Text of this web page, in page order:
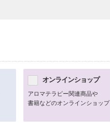
オンラインショップ
アロマテラピー関連商品や
書籍などのオンラインショップ